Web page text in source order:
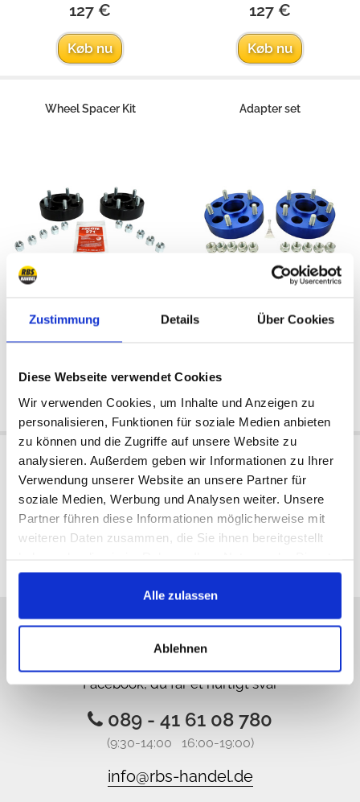
Zustimmung Details Über Cookies
Diese Webseite verwendet Cookies
Wir verwenden Cookies, um Inhalte und Anzeigen zu
personalisieren, Funktionen für soziale Medien anbieten
zu können und die Zugriffe auf unsere Website zu
analysieren. Außerdem geben wir Informationen zu Ihrer
Verwendung unserer Website an unsere Partner für
soziale Medien, Werbung und Analysen weiter. Unsere
Partner führen diese Informationen möglicherweise mit
weiteren Daten zusammen, die Sie ihnen bereitgestellt
gesammelt haben.
Alle zulassen
Ablehnen
127 €
Køb nu
127 €
Køb nu
Wheel Spacer Kit
Tilgængeligt:
1993/1995
Køb nu
Adapter set
Tilgængeligt:Ekstern
Køb nu
alle priser inkl. moms
Vi er online
Facebook, du får et hurtigt svar
089 - 41 61 08 780
(9:30-14:00 16:00-19:00)
info@rbs-handel.de